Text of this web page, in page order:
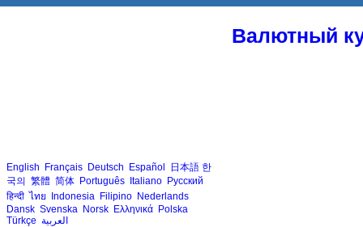
Валютный
English Français Deutsch Español 日本語 한
국의 繁體 简体 Português Italiano Русский
हिन्दी ไทย Indonesia Filipino Nederlands
Dansk Svenska Norsk Ελληνικά Polska
Türkçe العربية